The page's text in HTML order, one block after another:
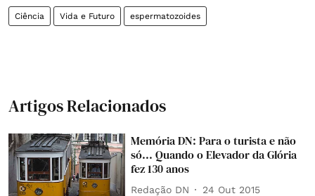
Ciência Vida e Futuro espermatozoides
Artigos Relacionados
Memória DN: Para o turista e não
só... Quando o Elevador da Glória
fez 130 anos
Redação DN 24 Out 2015